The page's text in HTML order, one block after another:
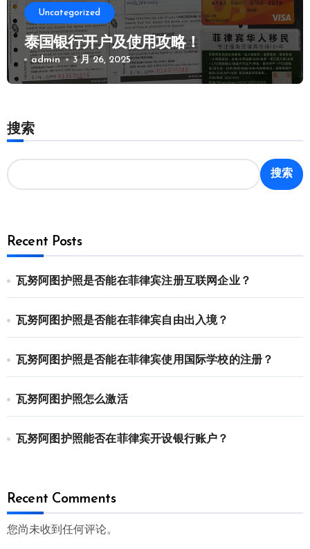
Uncategorized
泰国银行开户及使用攻略！
admin 3 月 26, 2025
搜索
搜索
Recent Posts
瓦努阿图护照是否能在菲律宾注册互联网企业？
瓦努阿图护照是否能在菲律宾自由出入境？
瓦努阿图护照是否能在菲律宾使用国际学校的注册？
瓦努阿图护照怎么激活
瓦努阿图护照能否在菲律宾开设银行账户？
Recent Comments
您尚未收到任何评论。